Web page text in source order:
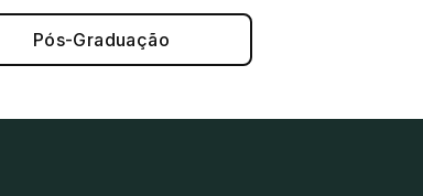
Pós-Graduação